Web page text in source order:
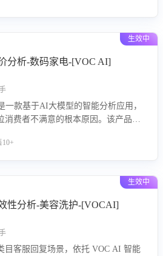
评估客服应对合理性与成效。系统
生效中
分析-数码家电-[VOC AI]
一款基于AI大模型的智能分析应用，
消费者不满意的根本原因。该产品可
归属，提供可落地的改进建议与策
10+
生效中
性分析-美容洗护-[VOCAI]
目客服回复场景，依托 VOC AI 智能